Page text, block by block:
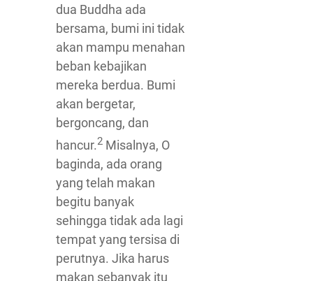
dua Buddha ada
bersama, bumi ini tidak
akan mampu menahan
beban kebajikan
mereka berdua. Bumi
akan bergetar,
bergoncang, dan
hancur.2 Misalnya, O
baginda, ada orang
yang telah makan
begitu banyak
sehingga tidak ada lagi
tempat yang tersisa di
perutnya. Jika harus
makan sebanyak itu